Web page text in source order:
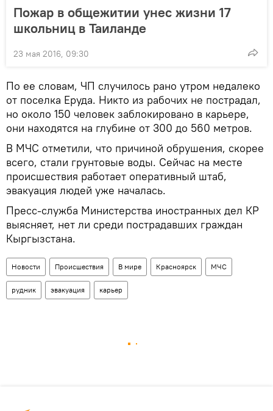
Пожар в общежитии унес жизни 17
школьниц в Таиланде
23 мая 2016, 09:30
По ее словам, ЧП случилось рано утром недалеко
от поселка Еруда. Никто из рабочих не пострадал,
но около 150 человек заблокировано в карьере,
они находятся на глубине от 300 до 560 метров.
В МЧС отметили, что причиной обрушения, скорее
всего, стали грунтовые воды. Сейчас на месте
происшествия работает оперативный штаб,
эвакуация людей уже началась.
Пресс-служба Министерства иностранных дел КР
выясняет, нет ли среди пострадавших граждан
Кыргызстана.
Новости Происшествия В мире Красноярск МЧС
рудник эвакуация карьер